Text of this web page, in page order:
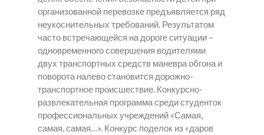
организованной перевозке предъявляется ряд
неукоснительных требований. Результатом
часто встречающейся на дороге ситуации –
одновременного совершения водителями
двух транспортных средств маневра обгона и
поворота налево становится дорожно-
транспортное происшествие. Конкурсно-
развлекательная программа среди студенток
профессиональных учреждений «Самая,
самая, самая…». Конкурс поделок из «даров